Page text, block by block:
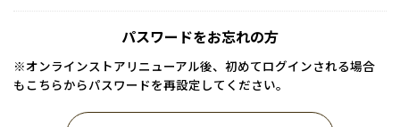
パスワードをお忘れの方
※オンラインストアリニューアル後、初めてログインされる場合
もこちらからパスワードを再設定してください。